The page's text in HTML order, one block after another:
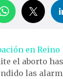
en Reino
el aborto
las